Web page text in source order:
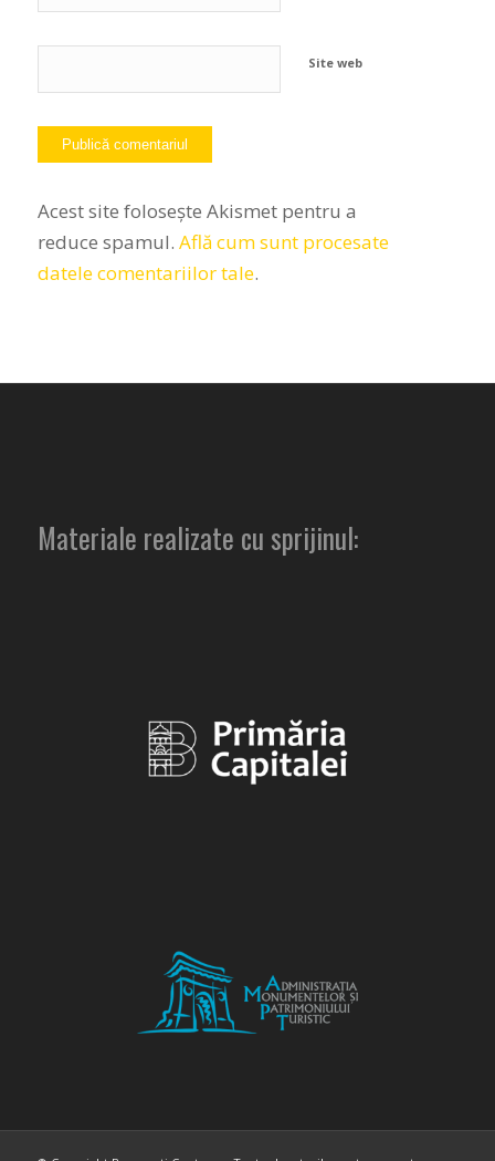
Site web
Acest site folosește Akismet pentru a
reduce spamul. Află cum sunt procesate
datele comentariilor tale.
Materiale realizate cu sprijinul: